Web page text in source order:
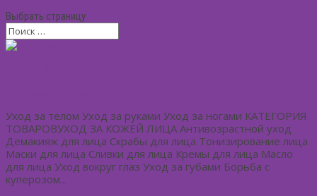
Выбрать страницу
Уход за телом Уход за руками Уход за ногами КАТЕГОРИЯ
ТОВАРОВУХОД ЗА КОЖЕЙ ЛИЦА Антивозрастной уход
Демакияж для лица Скрабы для лица Тонизирование лица
Маски для лица Сливки для лица Кремы для лица Масло
для лица Уход вокруг глаз Уход за губами Борьба с
куперозом...